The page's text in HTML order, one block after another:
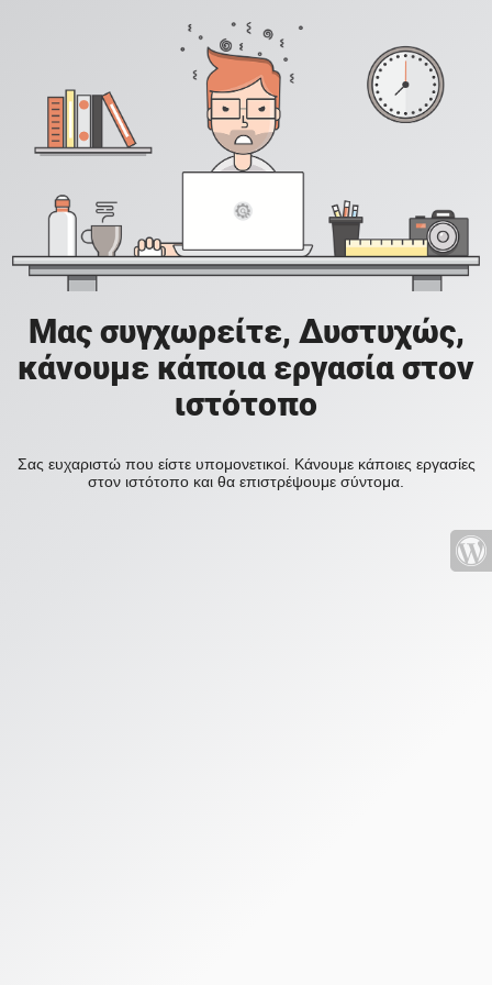
Μας συγχωρείτε, Δυστυχώς,
κάνουμε κάποια εργασία στον
ιστότοπο
Σας ευχαριστώ που είστε υπομονετικοί. Κάνουμε κάποιες εργασίες
στον ιστότοπο και θα επιστρέψουμε σύντομα.